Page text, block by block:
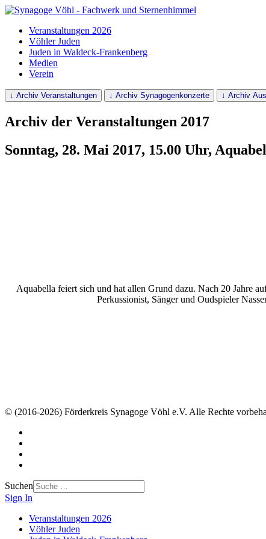
Veranstaltungen 2026
Vöhler Juden
Juden in Waldeck-Frankenberg
Medien
Verein
↓ Archiv Veranstaltungen ↓ Archiv Synagogenkonzerte ↓ Archiv
Archiv der Veranstaltungen 2017
Sonntag, 28. Mai 2017, 15.00 Uhr,
Aquabella feiert sich und hat allen Grund dazu. Nach 20 Jahre
Perkussionist, Sänger und Oudspieler
© (2016-2026) Förderkreis Synagoge Vöhl e.V. Alle Rechte
Suchen
Sign In
Veranstaltungen 2026
Vöhler Juden